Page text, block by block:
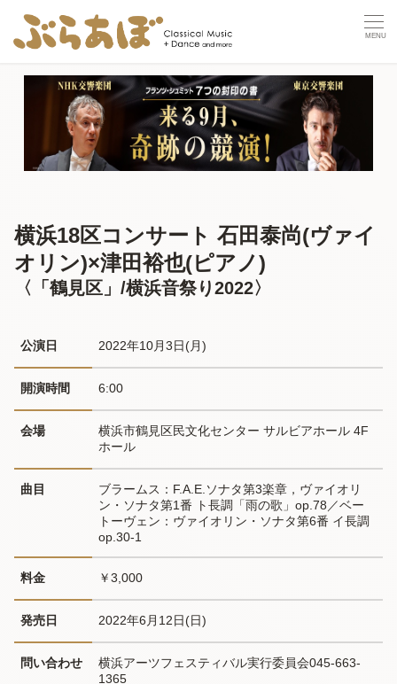
横浜18区コンサート 石田泰尚(ヴァイ
オリン)×津田裕也(ピアノ)
〈「鶴見区」/横浜音祭り2022〉
公演日 2022年10月3日(月)
開演時間 6:00
会場
横浜市鶴見区民文化センター サルビアホール 4F
ホール
曲目
ブラームス：F.A.E.ソナタ第3楽章，ヴァイオリ
ン・ソナタ第1番 ト長調「雨の歌」op.78／ベー
トーヴェン：ヴァイオリン・ソナタ第6番 イ長調
op.30-1
料金 ￥3,000
発売日 2022年6月12日(日)
問い合わせ
横浜アーツフェスティバル実行委員会045-663-
1365